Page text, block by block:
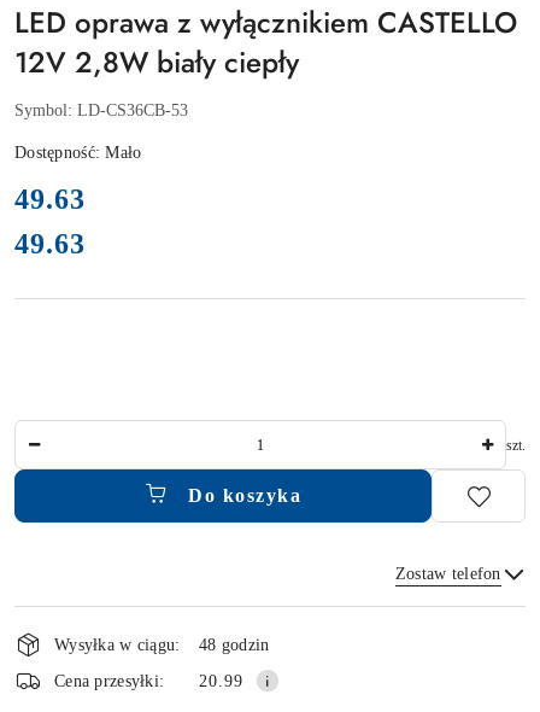
LED oprawa z wyłącznikiem CASTELLO
12V 2,8W biały ciepły
Symbol: LD-CS36CB-53
Dostępność:Mało
cena:
49.63
Cena:
49.63
szt.
Do koszyka
Zostaw telefon
Wyślij
Dostępność
i
dostawa
Wysyłka w ciągu:
48 godzin
Cena przesyłki:
20.99